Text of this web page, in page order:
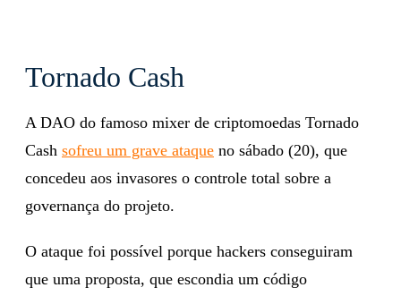
Tornado Cash
A DAO do famoso mixer de criptomoedas Tornado
Cash sofreu um grave ataque no sábado (20), que
concedeu aos invasores o controle total sobre a
governança do projeto.
O ataque foi possível porque hackers conseguiram
que uma proposta, que escondia um código